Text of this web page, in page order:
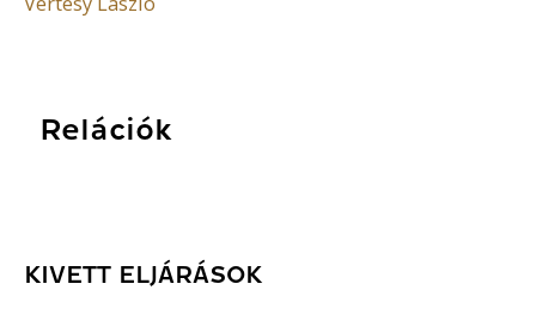
Relációk
KIVETT ELJÁRÁSOK